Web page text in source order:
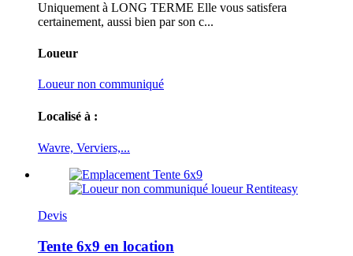
Uniquement à LONG TERME Elle vous satisfera
certainement, aussi bien par son c...
Loueur
Loueur non communiqué
Localisé à :
Wavre, Verviers,...
Devis
Tente 6x9 en location